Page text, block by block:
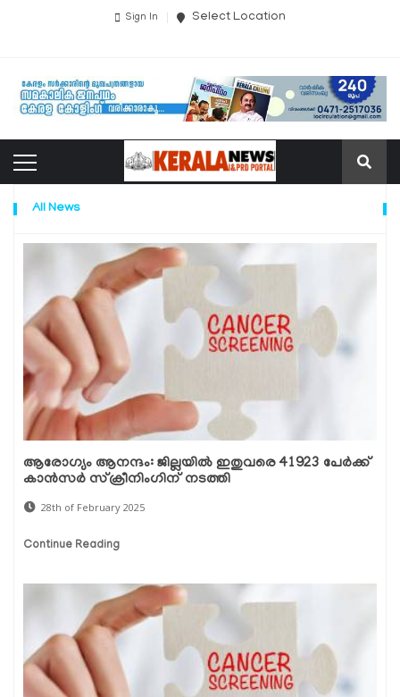
Sign In Select Location
All News
ആരോഗ്യം ആനന്ദം: ജില്ലയിൽ ഇതുവരെ 41923 പേർക്ക്
കാൻസർ സ്ക്രീനിം​ഗിന് നടത്തി
28th of February 2025
Continue Reading